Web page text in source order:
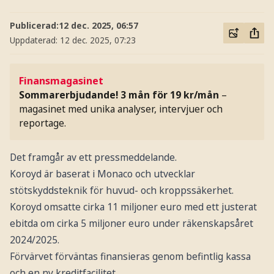
Publicerad:12 dec. 2025, 06:57
Uppdaterad: 12 dec. 2025, 07:23
Finansmagasinet
Sommarerbjudande! 3 mån för 19 kr/mån –
magasinet med unika analyser, intervjuer och
reportage.
Det framgår av ett pressmeddelande.
Koroyd är baserat i Monaco och utvecklar
stötskyddsteknik för huvud- och kroppssäkerhet.
Koroyd omsatte cirka 11 miljoner euro med ett justerat
ebitda om cirka 5 miljoner euro under räkenskapsåret
2024/2025.
Förvärvet förväntas finansieras genom befintlig kassa